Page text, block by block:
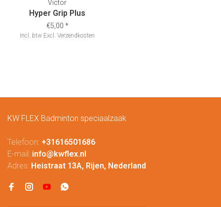
Victor
Hyper Grip Plus
€5,00 *
Incl. btw Excl. Verzendkosten
KW FLEX Badminton speciaalzaak
Telefoon: +31616501686
E-mail: info@kwflex.nl
Adres: Heistraat 13A, Rijen, Nederland